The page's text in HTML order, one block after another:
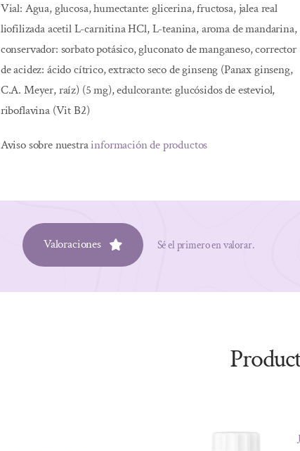
Vial: Agua, glucosa, humectante: glicerina, fructosa, jalea real
liofilizada acetil L-carnitina HCl, L-teanina, aroma de mandarina,
conservador: sorbato potásico, gluconato de manganeso, corrector
de acidez: ácido cítrico, extracto seco de ginseng (Panax ginseng,
C.A. Meyer, raíz) (5 mg), edulcorante: glucósidos de esteviol,
riboflavina (Vit B2)
Aviso sobre nuestrainformación de productos
Valoraciones Sé el primero en valorar.